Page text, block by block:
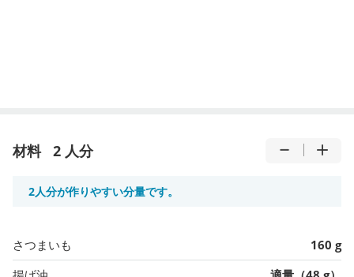
材料 2 人分
2人分が作りやすい分量です。
さつまいも
160 g